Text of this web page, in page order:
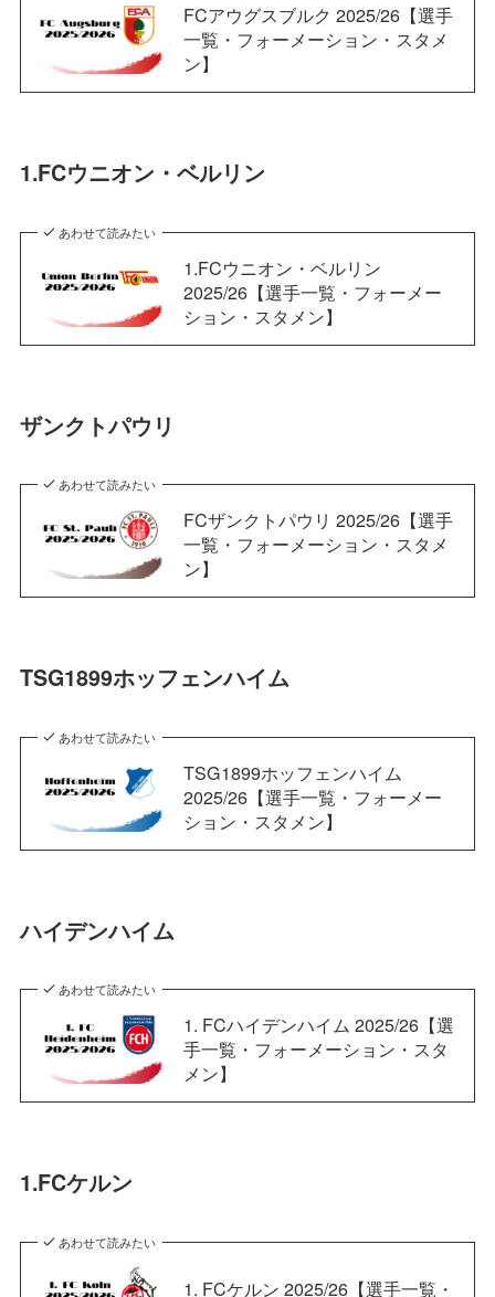
FCアウグスブルク 2025/26【選手
一覧・フォーメーション・スタメ
ン】
1.FCウニオン・ベルリン
あわせて読みたい
1.FCウニオン・ベルリン
2025/26【選手一覧・フォーメー
ション・スタメン】
ザンクトパウリ
あわせて読みたい
FCザンクトパウリ 2025/26【選手
一覧・フォーメーション・スタメ
ン】
TSG1899ホッフェンハイム
あわせて読みたい
TSG1899ホッフェンハイム
2025/26【選手一覧・フォーメー
ション・スタメン】
ハイデンハイム
あわせて読みたい
1. FCハイデンハイム 2025/26【選
手一覧・フォーメーション・スタ
メン】
1.FCケルン
あわせて読みたい
1. FCケルン 2025/26【選手一覧・